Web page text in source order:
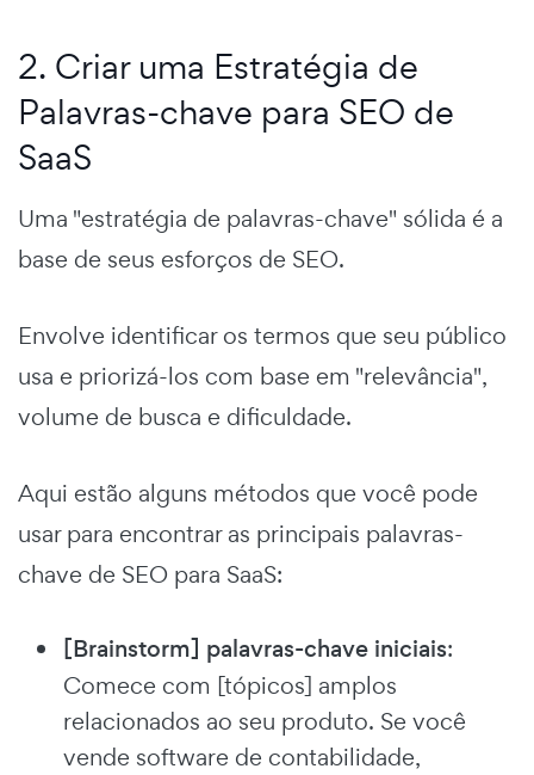
2. Criar uma Estratégia de
Palavras-chave para SEO de
SaaS
Uma "estratégia de palavras-chave" sólida é a
base de seus esforços de SEO.
Envolve identificar os termos que seu público
usa e priorizá-los com base em "relevância",
volume de busca e dificuldade.
Aqui estão alguns métodos que você pode
usar para encontrar as principais palavras-
chave de SEO para SaaS:
[Brainstorm] palavras-chave iniciais:
Comece com [tópicos] amplos
relacionados ao seu produto. Se você
vende software de contabilidade,